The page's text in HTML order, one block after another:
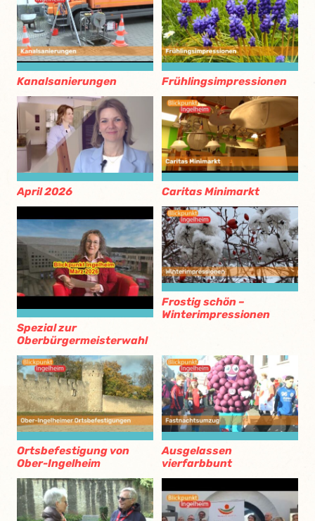
Kanalsanierungen Frühlingsimpressionen
April 2026 Caritas Minimarkt
Spezial zur
Oberbürgermeisterwahl
Frostig schön –
Winterimpressionen
Ortsbefestigung von
Ober-Ingelheim
Ausgelassen
vierfarbbunt